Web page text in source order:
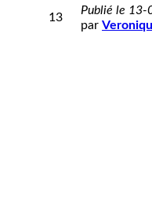
13
Publié le 13-
par